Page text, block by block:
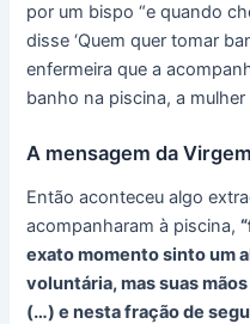
por um bispo “e quando
disse ‘Quem quer tomar
enfermeira que a
banho na piscina, a
A mensagem da
Então aconteceu algo
acompanharam à piscina,
exato momento sinto um
voluntária, mas suas
(…) e nesta fração de